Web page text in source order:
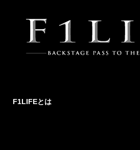
F1LIFEとは